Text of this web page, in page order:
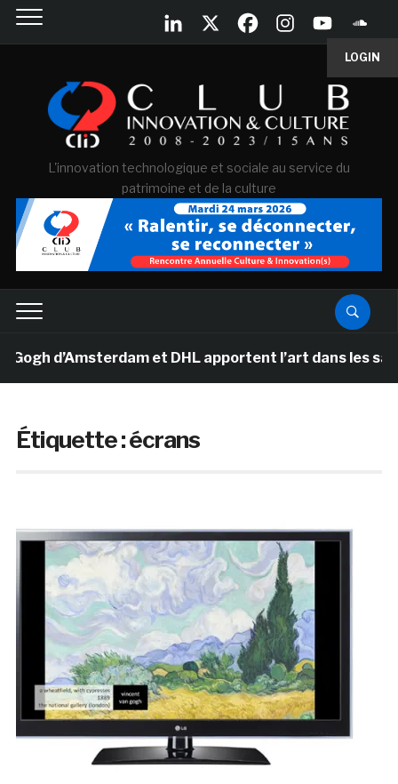
LOGIN
L'innovation technologique et sociale au service du
patrimoine et de la culture
d’Amsterdam et DHL apportent l’art dans les salles
Étiquette :écrans